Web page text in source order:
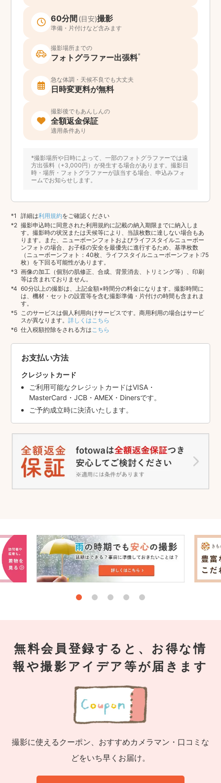
60分間 (目安)撮影
準備・片付けなど含みます
撮影場所までの
フォトグラファー出張料*
急な体調・天候不良でも大丈夫
日時変更料が無料
撮影後でもあんしんの
全額返金保証
適用条件あり
*撮影場所や日時によって、一部のフォトグラファーでは遠
方出張料（+3,000円）が発生する場合があります。撮影日
時・場所・フォトグラファーが該当する場合、申込みフォ
ームでお知らせします。
詳細は利用規約をご確認ください
撮影申込時に同意された利用規約に記載の納入期限までに納入しま
す。撮影時の状況または天候等により、当該枚数に達しない場合もあ
ります。また、ニューボーンフォトおよびライフスタイルニューボー
ンフォトの場合、お子様の安全を最優先に進行するため、基準枚数
（ニューボーンフォト：40枚、ライフスタイルニューボーンフォト:75
枚）を下回る可能性があります。
画像の加工（個別の肌修正、合成、背景消去、トリミング等）、印刷
等は含まれておりません。
60分以上の撮影は、上記金額×時間分の料金になります。撮影時間に
は、機材・セットの設置等を含む撮影準備・片付けの時間も含まれま
す。
このサービスは個人利用向けサービスです。商用利用の場合はサービ
スが異なります。詳しくはこちら
仕入税額控除をされる方は こちら
お支払い方法
クレジットカード
ご利用可能なクレジットカードはVISA・
MasterCard・JCB・AMEX・Dinersです。
ご予約成立時に決済いたします。
無料会員登録すると、お得な情
報や撮影アイデア等が届きます
撮影に使えるクーポン、おすすめカメラマン・口コミな
どをいち早くお届け。